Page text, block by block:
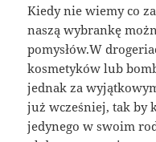
Kiedy nie wiemy co
naszą wybrankę
pomysłów.W
kosmetyków lub
jednak za
już wcześniej, tak by
jedynego w swoim